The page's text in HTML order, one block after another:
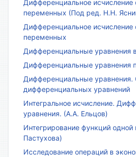
Дифференциальное исчисление
переменных (Под ред. Н.Н.
Дифференциальное исчисление
переменных
Дифференциальные уравнения
Дифференциальные уравнения
Дифференциальные уравнения.
дифференциальных уравнений
Интегральное исчисление.
уравнения. (А.А. Ельцов)
Интегрирование функций
Пастухова)
Исследование операций в